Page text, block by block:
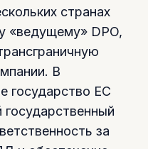
странах
«ведущему» DPO,
В
государство ЕС
за